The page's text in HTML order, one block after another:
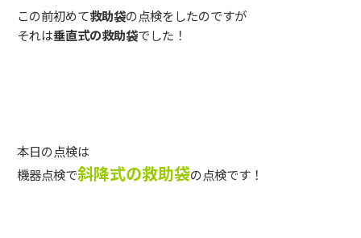
この前初めて救助袋の点検をしたのですが
それは垂直式の救助袋でした！
本日の点検は
機器点検で斜降式の救助袋の点検です！